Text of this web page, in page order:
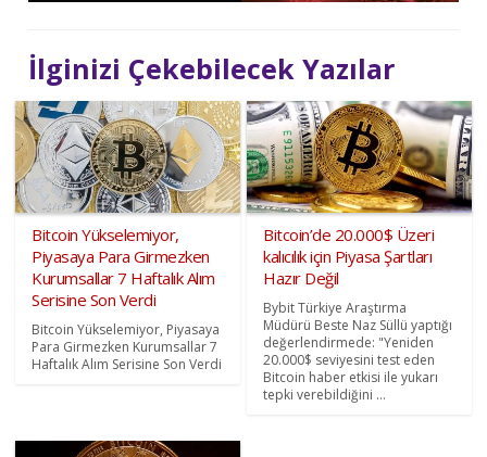
İlginizi Çekebilecek Yazılar
Bitcoin Yükselemiyor,
Piyasaya Para Girmezken
Kurumsallar 7 Haftalık Alım
Serisine Son Verdi
Bitcoin Yükselemiyor, Piyasaya
Para Girmezken Kurumsallar 7
Haftalık Alım Serisine Son Verdi
Bitcoin’de 20.000$ Üzeri
kalıcılık için Piyasa Şartları
Hazır Değil
Bybit Türkiye Araştırma
Müdürü Beste Naz Süllü yaptığı
değerlendirmede: "Yeniden
20.000$ seviyesini test eden
Bitcoin haber etkisi ile yukarı
tepki verebildiğini ...